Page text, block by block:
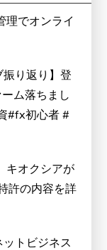
理でオンライ
り返り】登
ム落ちまし
#fx初心者 #
キオクシアが
許の内容を詳
トビジネス